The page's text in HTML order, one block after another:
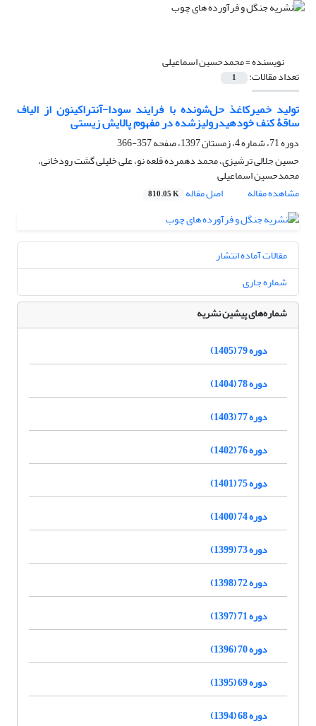
نویسنده =محمدحسین اسماعیلی
تعداد مقالات: 1
تولید خمیرکاغذ حل‌شونده با فرایند سودا-آنتراکینون از الیاف
ساقۀ کنف خودهیدرولیزشده در مفهوم پالایش زیستی
دوره 71، شماره 4، زمستان 1397، صفحه
357-366
حسین جلالی ترشیزی، محمد دهمرده قلعه نو، علی خلیلی گشت رودخانی،
محمدحسین اسماعیلی
مشاهده مقاله
اصل مقاله 810.05 K
مقالات آماده انتشار
شماره جاری
شماره‌های پیشین نشریه
دوره 79 (1405)
دوره 78 (1404)
دوره 77 (1403)
دوره 76 (1402)
دوره 75 (1401)
دوره 74 (1400)
دوره 73 (1399)
دوره 72 (1398)
دوره 71 (1397)
دوره 70 (1396)
دوره 69 (1395)
دوره 68 (1394)